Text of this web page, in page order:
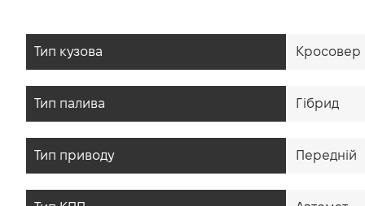
Тип кузова Кросовер
Тип палива Гібрид
Тип приводу Передній